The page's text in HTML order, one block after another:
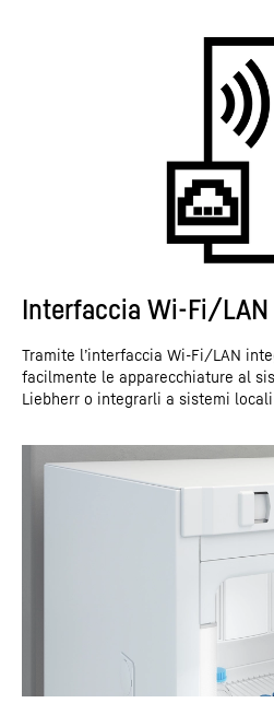
Interfaccia Wi-Fi/
Tramite l’interfaccia Wi-Fi/LAN
facilmente le apparecchiature al
Liebherr o integrarli a sistemi